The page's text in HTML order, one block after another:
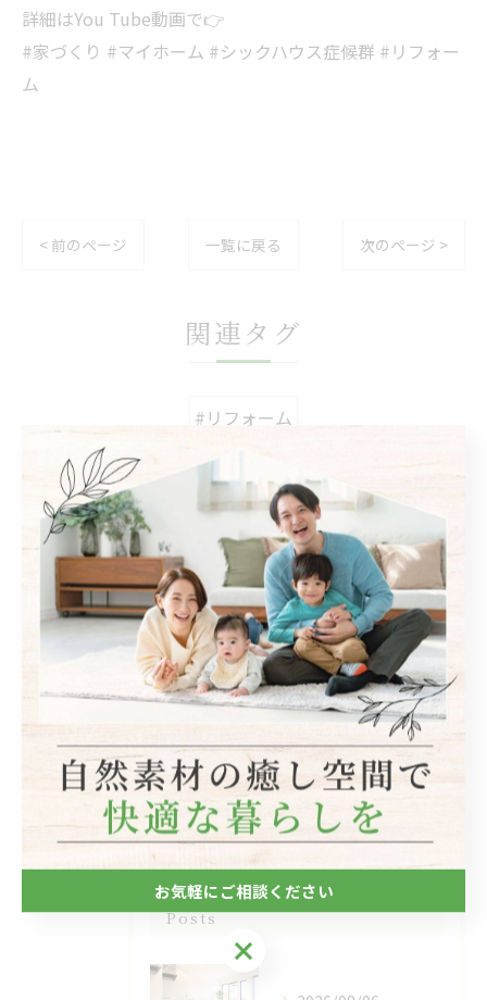
詳細はYou Tube動画で👉
#家づくり #マイホーム #シックハウス症候群 #リフォー
ム
< 前のページ 一覧に戻る 次のページ >
関連タグ
#リフォーム
カテゴリー Categories
全てのカテゴリー
自然素材
フローリング
断熱
キッチン
木造
最近の投稿
Recent
Posts
お気軽にご相談ください
お気軽にご相談ください